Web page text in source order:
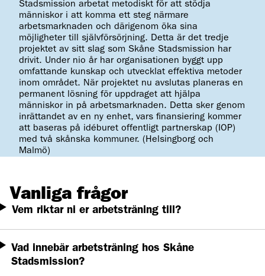
Stadsmission arbetat metodiskt för att stödja
människor i att komma ett steg närmare
arbetsmarknaden och därigenom öka sina
möjligheter till självförsörjning. Detta är det tredje
projektet av sitt slag som Skåne Stadsmission har
drivit. Under nio år har organisationen byggt upp
omfattande kunskap och utvecklat effektiva metoder
inom området. När projektet nu avslutas planeras en
permanent lösning för uppdraget att hjälpa
människor in på arbetsmarknaden. Detta sker genom
inrättandet av en ny enhet, vars finansiering kommer
att baseras på idéburet offentligt partnerskap (IOP)
med två skånska kommuner. (Helsingborg och
Malmö)
Vanliga frågor
Vem riktar ni er arbetsträning till?
Vad innebär arbetsträning hos Skåne
Stadsmission?